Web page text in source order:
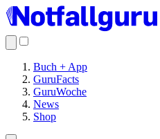
Buch + App
GuruFacts
GuruWoche
News
Shop